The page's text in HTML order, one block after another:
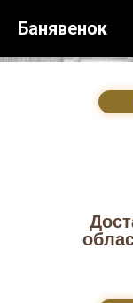
Банявенок
банных